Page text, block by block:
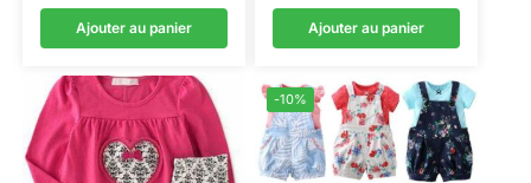
Ajouter au panier Ajouter au panier
-10%